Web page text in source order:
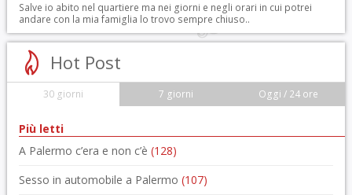
Salve io abito nel quartiere ma nei giorni e negli orari in cui potrei
andare con la mia famiglia lo trovo sempre chiuso..
Hot Post
30 giorni 7 giorni Oggi / 24 ore
Più letti
A Palermo c’era e non c’è (128)
Sesso in automobile a Palermo (107)